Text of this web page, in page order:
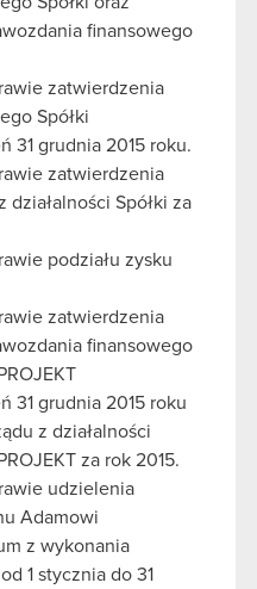
finansowego
zatwierdzenia
Spółki
31 grudnia 2015 roku.
zatwierdzenia
działalności Spółki za
podziału zysku
zatwierdzenia
finansowego
31 grudnia 2015 roku
z działalności
za rok 2015.
udzielenia
Adamowi
z wykonania
1 stycznia do 31